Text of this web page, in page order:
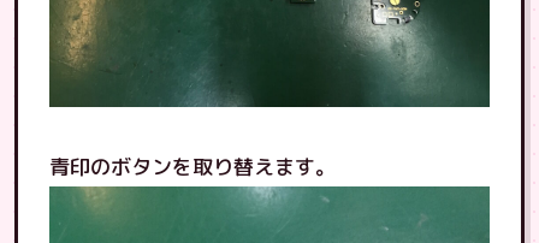
青印のボタンを取り替えます。